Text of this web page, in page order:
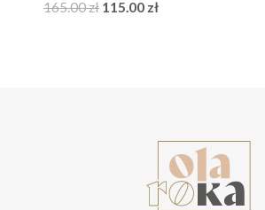
165.00zł Pierwotna
115.00 złAktualna